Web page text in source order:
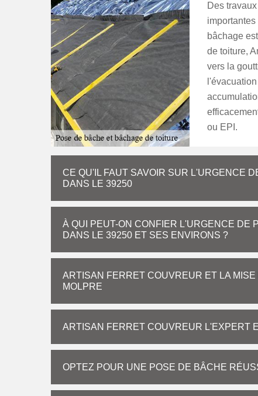
Des
bâchage
de toiture,
vers la
ou EPI.
CE QU'IL FAUT SAVOIR SUR L'URGENCE
DANS LE 39250
À QUI PEUT-ON CONFIER L'URGENCE DE
DANS LE 39250 ET SES ENVIRONS ?
ARTISAN FERRET COUVREUR ET LA
MOLPRE
ARTISAN FERRET COUVREUR L'EXPERT
OPTEZ POUR UNE POSE DE BÂCHE